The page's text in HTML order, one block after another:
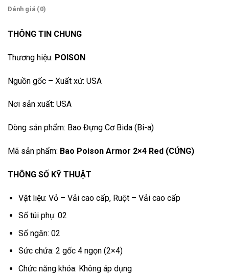
Đánh giá (0)
THÔNG TIN CHUNG
Thương hiệu: POISON
Nguồn gốc – Xuất xứ: USA
Nơi sản xuất: USA
Dòng sản phẩm: Bao Đựng Cơ Bida (Bi-a)
Mã sản phẩm: Bao Poison Armor 2×4 Red (CỨNG)
THÔNG SỐ KỸ THUẬT
Vật liệu: Vỏ – Vải cao cấp, Ruột – Vải cao cấp
Số túi phụ: 02
Số ngăn: 02
Sức chứa: 2 gốc 4 ngọn (2×4)
Chức năng khóa: Không áp dụng